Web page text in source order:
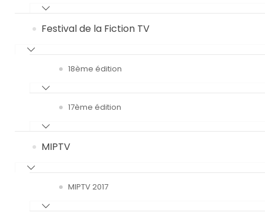
Festival de la Fiction TV
18ème édition
17ème édition
MIPTV
MIPTV 2017